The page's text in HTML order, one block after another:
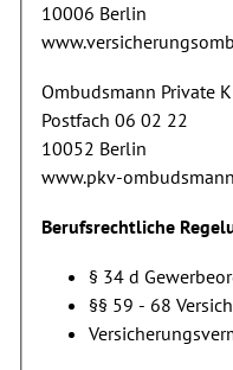
10006 Berlin
Ombudsmann Private
Postfach 06 02 22
10052 Berlin
www.pkv-
Berufsrechtliche
§ 34 d
§§ 59 - 68